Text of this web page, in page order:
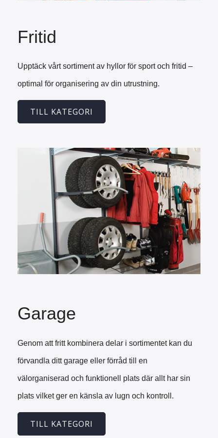
Fritid
Upptäck vårt sortiment av hyllor för sport och fritid –
optimal för organisering av din utrustning.
TILL KATEGORI
Garage
Genom att fritt kombinera delar i sortimentet kan du
förvandla ditt garage eller förråd till en
välorganiserad och funktionell plats där allt har sin
plats vilket ger en känsla av lugn och kontroll.
TILL KATEGORI